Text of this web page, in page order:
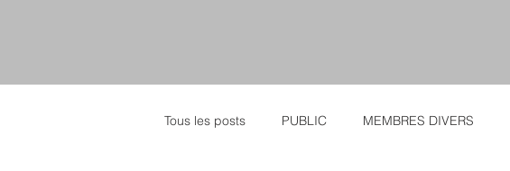
Tous les posts PUBLIC MEMBRES DIVERS